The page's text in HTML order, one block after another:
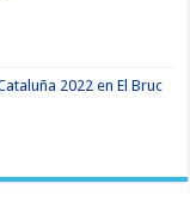
2022 en El Bruc